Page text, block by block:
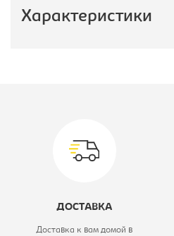
Характеристики
ДОСТАВКА
Доставка к вам домой в